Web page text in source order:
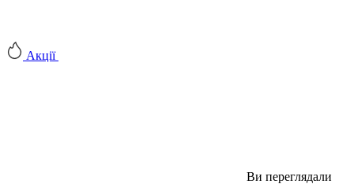
Акції
Ви переглядали